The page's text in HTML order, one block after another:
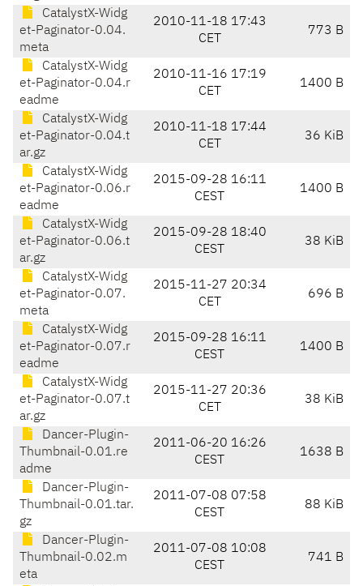
CatalystX-Widg
et-Paginator-0.04.
meta
2010-11-18 17:43
CET
773 B
CatalystX-Widg
et-Paginator-0.04.r
eadme
2010-11-16 17:19
CET
1400 B
CatalystX-Widg
et-Paginator-0.04.t
ar.gz
2010-11-18 17:44
CET
36 KiB
CatalystX-Widg
et-Paginator-0.06.r
eadme
2015-09-28 16:11
CEST
1400 B
CatalystX-Widg
et-Paginator-0.06.t
ar.gz
2015-09-28 18:40
CEST
38 KiB
CatalystX-Widg
et-Paginator-0.07.
meta
2015-11-27 20:34
CET
696 B
CatalystX-Widg
et-Paginator-0.07.r
eadme
2015-09-28 16:11
CEST
1400 B
CatalystX-Widg
et-Paginator-0.07.t
ar.gz
2015-11-27 20:36
CET
38 KiB
Dancer-Plugin-
Thumbnail-0.01.re
adme
2011-06-20 16:26
CEST
1638 B
Dancer-Plugin-
Thumbnail-0.01.tar.
gz
2011-07-08 07:58
CEST
88 KiB
Dancer-Plugin-
Thumbnail-0.02.m
eta
2011-07-08 10:08
CEST
741 B